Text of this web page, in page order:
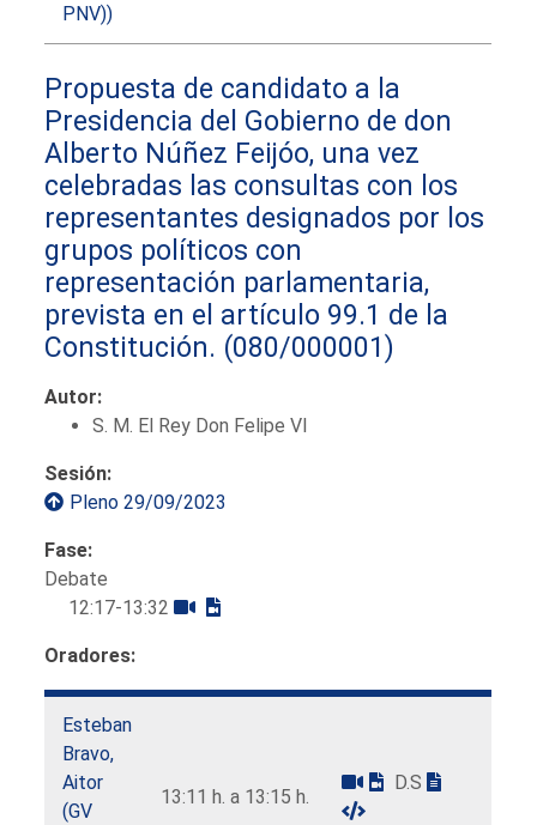
PNV))
Propuesta de candidato a la
Presidencia del Gobierno de don
Alberto Núñez Feijóo, una vez
celebradas las consultas con los
representantes designados por los
grupos políticos con
representación parlamentaria,
prevista en el artículo 99.1 de la
Constitución. (080/000001)
Autor:
S. M. El Rey Don Felipe VI
Sesión:
Pleno 29/09/2023
Fase:
Debate
12:17-13:32
Oradores:
Esteban
Bravo,
Aitor
(GV
13:11 h. a 13:15 h.
D.S